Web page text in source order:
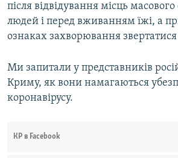
після відвідування місць
людей і перед вживанням їжі, а
ознаках захворювання звертатися
Ми запитали у представників
Криму, як вони намагаються
коронавірусу.
КР в Facebook